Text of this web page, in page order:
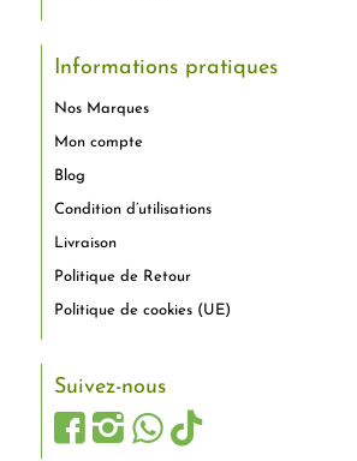
Informations pratiques
Nos Marques
Mon compte
Blog
Condition d’utilisations
Livraison
Politique de Retour
Politique de cookies (UE)
Suivez-nous